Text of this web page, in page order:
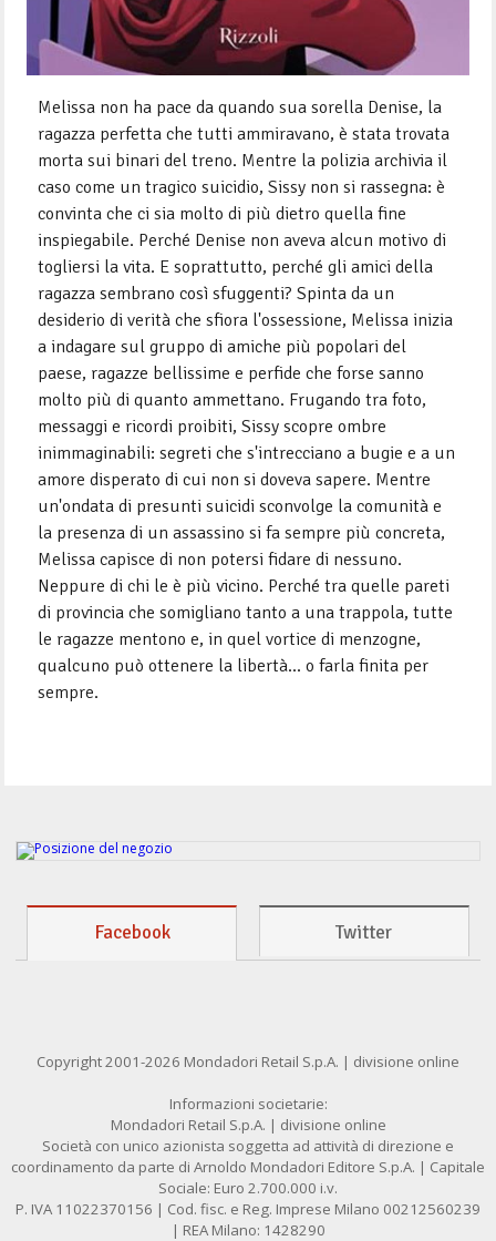
Melissa non ha pace da quando sua sorella Denise, la
ragazza perfetta che tutti ammiravano, è stata trovata
morta sui binari del treno. Mentre la polizia archivia il
caso come un tragico suicidio, Sissy non si rassegna: è
convinta che ci sia molto di più dietro quella fine
inspiegabile. Perché Denise non aveva alcun motivo di
togliersi la vita. E soprattutto, perché gli amici della
ragazza sembrano così sfuggenti? Spinta da un
desiderio di verità che sfiora l'ossessione, Melissa inizia
a indagare sul gruppo di amiche più popolari del
paese, ragazze bellissime e perfide che forse sanno
molto più di quanto ammettano. Frugando tra foto,
messaggi e ricordi proibiti, Sissy scopre ombre
inimmaginabili: segreti che s'intrecciano a bugie e a un
amore disperato di cui non si doveva sapere. Mentre
un'ondata di presunti suicidi sconvolge la comunità e
la presenza di un assassino si fa sempre più concreta,
Melissa capisce di non potersi fidare di nessuno.
Neppure di chi le è più vicino. Perché tra quelle pareti
di provincia che somigliano tanto a una trappola, tutte
le ragazze mentono e, in quel vortice di menzogne,
qualcuno può ottenere la libertà... o farla finita per
sempre.
Facebook Twitter
Copyright 2001-2026 Mondadori Retail S.p.A. | divisione online
Informazioni societarie:
Mondadori Retail S.p.A. | divisione online
Società con unico azionista soggetta ad attività di direzione e
coordinamento da parte di Arnoldo Mondadori Editore S.p.A. | Capitale
Sociale: Euro 2.700.000 i.v.
P. IVA 11022370156 | Cod. fisc. e Reg. Imprese Milano 00212560239
| REA Milano: 1428290